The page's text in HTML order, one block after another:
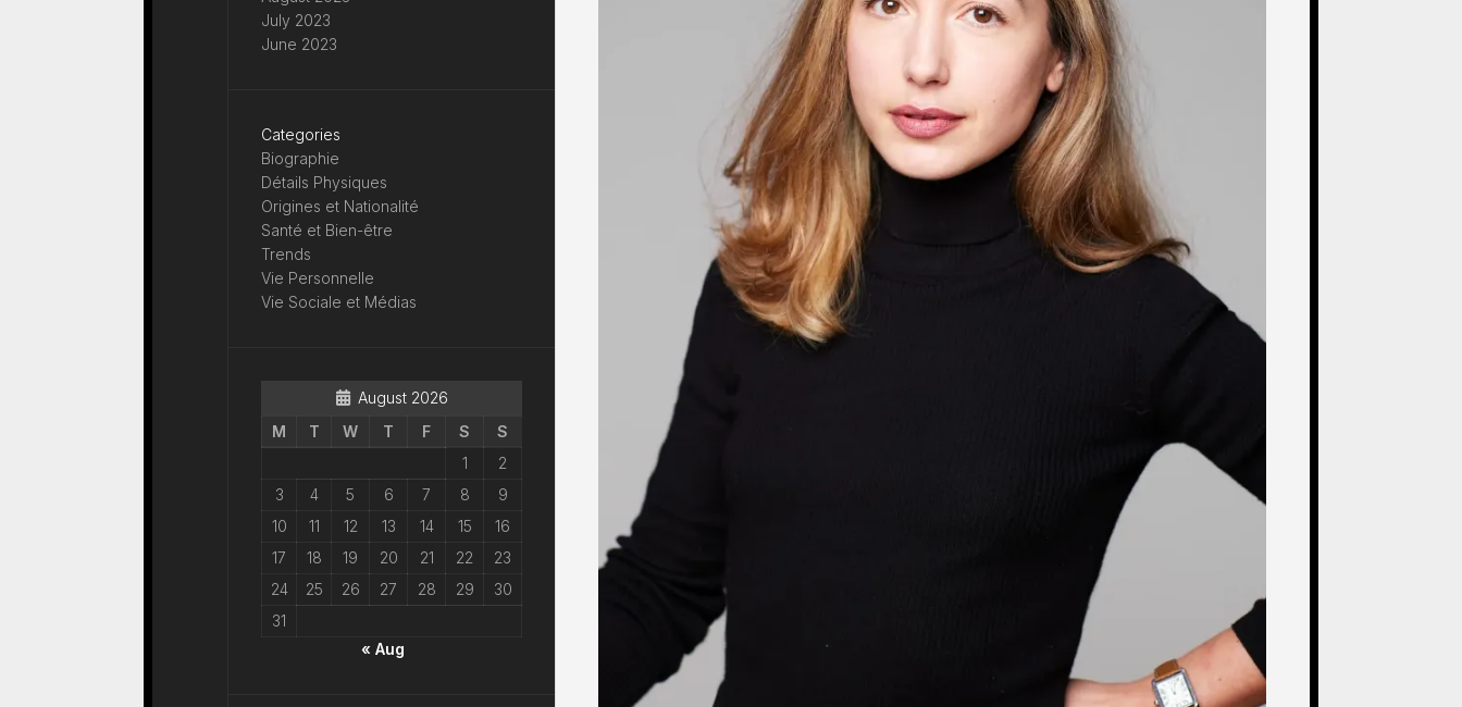
July 2023
June 2023
Categories
Biographie
Détails Physiques
Origines et Nationalité
Santé et Bien-être
Trends
Vie Personnelle
Vie Sociale et Médias
August 2026
M
T W T F S
S
1
2
3
4 5 6 7 8
9
10
11 12 13 14 15
16
17
18 19 20 21 22
23
24
25 26 27 28 29
30
31
« Aug